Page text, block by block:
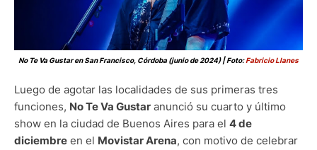
No Te Va Gustar en San Francisco, Córdoba (junio de 2024) | Foto:Fabricio Llanes
Luego de agotar las localidades de sus primeras tres
funciones, No Te Va Gustar anunció su cuarto y último
show en la ciudad de Buenos Aires para el 4 de
diciembre en el Movistar Arena, con motivo de celebrar